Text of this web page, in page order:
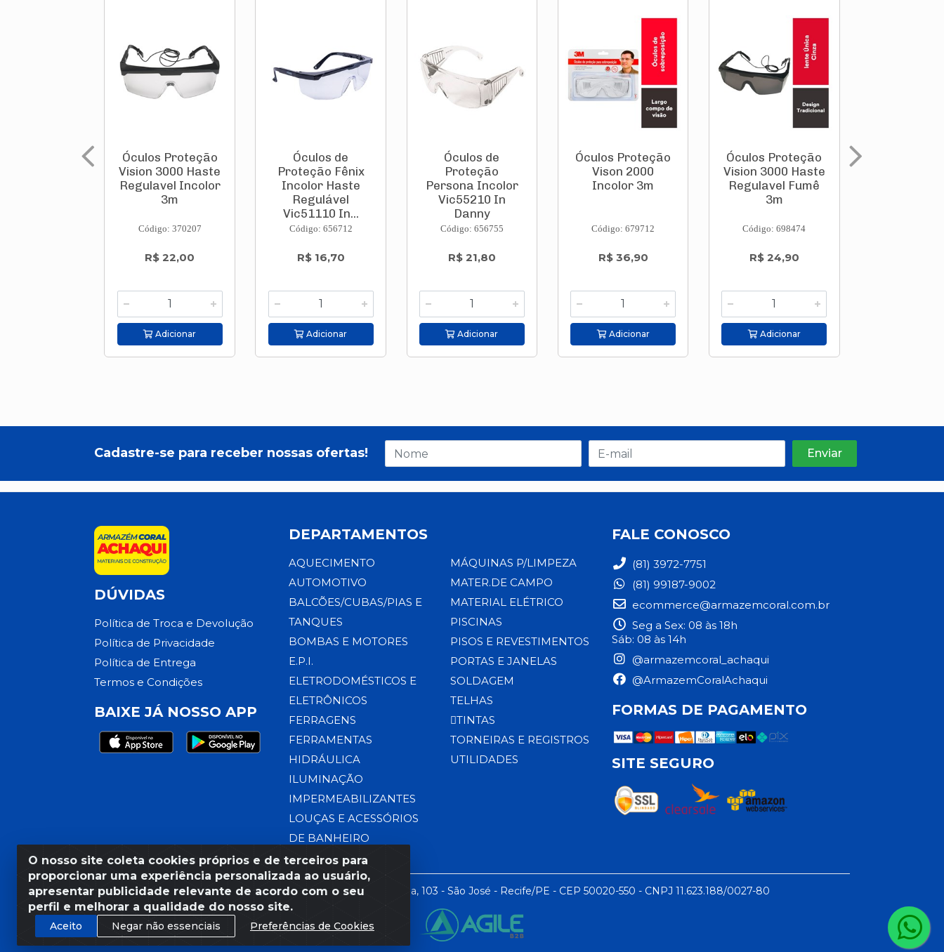
Óculos Proteção
Vision 3000 Haste
Regulavel Incolor
3m
Código: 370207
R$ 22,00
Adicionar
Óculos de
Proteção Fênix
Incolor Haste
Regulável
Vic51110 In...
Código: 656712
R$ 16,70
Adicionar
Óculos de
Proteção
Persona Incolor
Vic55210 In
Danny
Código: 656755
R$ 21,80
Adicionar
Óculos Proteção
Vison 2000
Incolor 3m
Código: 679712
R$ 36,90
Adicionar
Óculos Proteção
Vision 3000 Haste
Regulavel Fumê
3m
Código: 698474
R$ 24,90
Adicionar
O nosso site coleta cookies próprios e de terceiros para
proporcionar uma experiência personalizada ao usuário,
apresentar publicidade relevante de acordo com o seu
perfil e melhorar a qualidade do nosso site.
Aceito Negar não essenciais Preferências de Cookies
Cadastre-se para receber nossas ofertas!
DÚVIDAS
Política de Troca e Devolução
Política de Privacidade
Política de Entrega
Termos e Condições
BAIXE JÁ NOSSO APP
DEPARTAMENTOS
AQUECIMENTO
AUTOMOTIVO
BALCÕES/CUBAS/PIAS E
TANQUES
BOMBAS E MOTORES
E.P.I.
ELETRODOMÉSTICOS E
ELETRÔNICOS
FERRAGENS
FERRAMENTAS
HIDRÁULICA
ILUMINAÇÃO
IMPERMEABILIZANTES
LOUÇAS E ACESSÓRIOS
DE BANHEIRO
MÁQUINAS P/LIMPEZA
MATER.DE CAMPO
MATERIAL ELÉTRICO
PISCINAS
PISOS E REVESTIMENTOS
PORTAS E JANELAS
SOLDAGEM
TELHAS
TINTAS
TORNEIRAS E REGISTROS
UTILIDADES
FALE CONOSCO
(81) 3972-7751
(81) 99187-9002
ecommerce@armazemcoral.com.br
Seg a Sex: 08 às 18h
Sáb: 08 às 14h
@armazemcoral_achaqui
@ArmazemCoralAchaqui
FORMAS DE PAGAMENTO
SITE SEGURO
Razão Social: Armazém Coral LTDA - Rua da Praia, 103 - São José - Recife/PE - CEP 50020-550 - CNPJ 11.623.188/0027-80